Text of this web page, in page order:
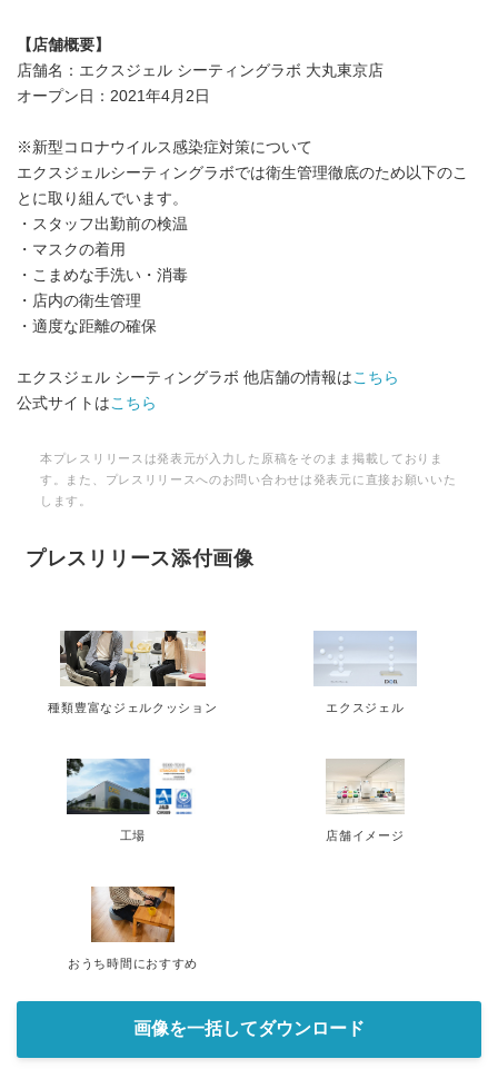
【店舗概要】
店舗名：エクスジェル シーティングラボ 大丸東京店
オープン日：2021年4月2日
※新型コロナウイルス感染症対策について
エクスジェルシーティングラボでは衛生管理徹底のため以下のこ
とに取り組んでいます。
・スタッフ出勤前の検温
・マスクの着用
・こまめな手洗い・消毒
・店内の衛生管理
・適度な距離の確保
エクスジェル シーティングラボ 他店舗の情報は こちら
公式サイトは こちら
本プレスリリースは発表元が入力した原稿をそのまま掲載しておりま
す。また、プレスリリースへのお問い合わせは発表元に直接お願いいた
します。
プレスリリース添付画像
種類豊富なジェルクッション エクスジェル
工場 店舗イメージ
おうち時間におすすめ
画像を一括してダウンロード